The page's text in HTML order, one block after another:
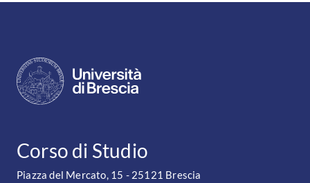
CONTATTI
Corso di Studio
Piazza del Mercato, 15 - 25121 Brescia